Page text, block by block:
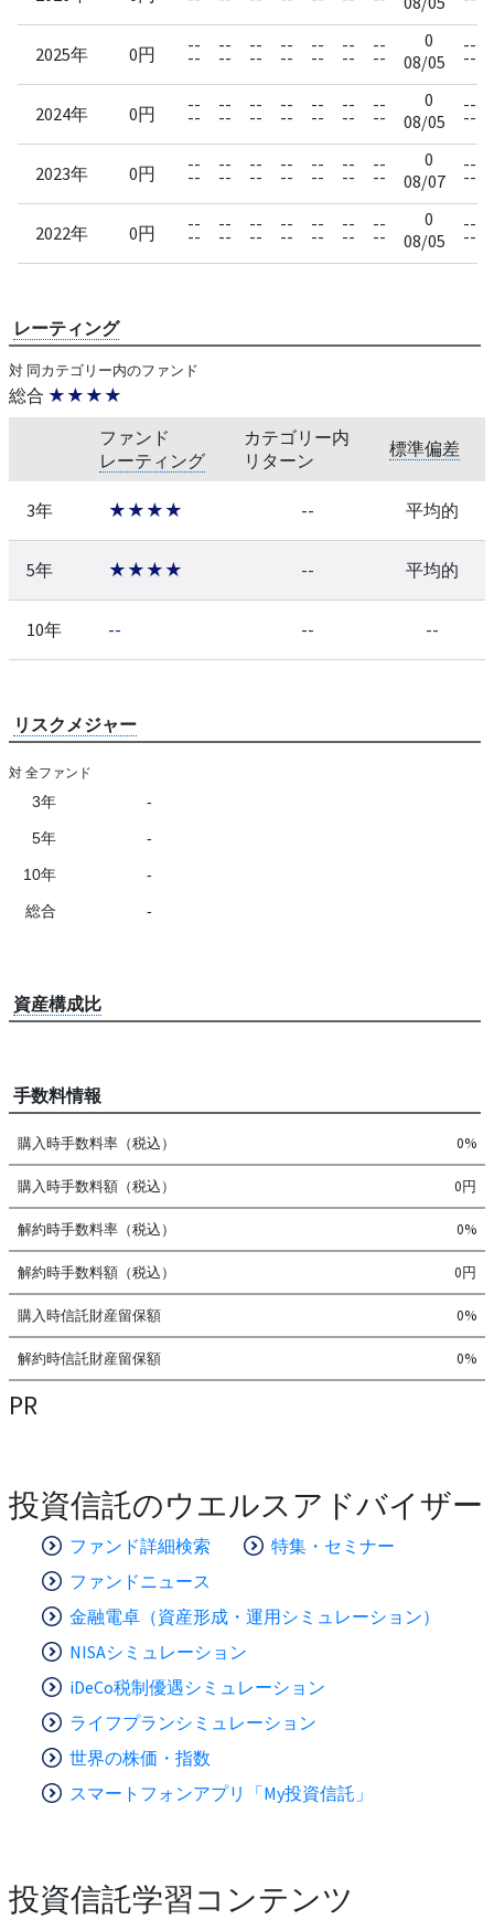
2025年 0円 --
--
--
--
--
--
--
--
--
--
--
--
--
--
0
08/05
--
--
2024年 0円 --
--
--
--
--
--
--
--
--
--
--
--
--
--
0
08/05
--
--
2023年 0円 --
--
--
--
--
--
--
--
--
--
--
--
--
--
0
08/07
--
--
2022年 0円 --
--
--
--
--
--
--
--
--
--
--
--
--
--
0
08/05
--
--
レーティング
対 同カテゴリー内のファンド
総合 ★★★★
ファンド
レーティング
カテゴリー内
リターン
標準偏差
3年 ★★★★ -- 平均的
5年 ★★★★ -- 平均的
10年 -- -- --
リスクメジャー
対 全ファンド
3年 -
5年 -
10年 -
総合 -
資産構成比
手数料情報
購入時手数料率（税込） 0%
購入時手数料額（税込） 0円
解約時手数料率（税込） 0%
解約時手数料額（税込） 0円
購入時信託財産留保額 0%
解約時信託財産留保額 0%
PR
投資信託のウエルスアドバイザー
ファンド詳細検索
特集・セミナー
ファンドニュース
金融電卓（資産形成・運用シミュレーション）
NISAシミュレーション
iDeCo税制優遇シミュレーション
ライフプランシミュレーション
世界の株価・指数
スマートフォンアプリ「My投資信託」
投資信託学習コンテンツ